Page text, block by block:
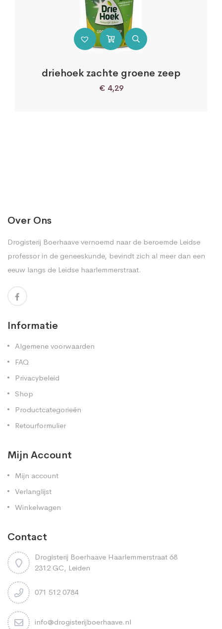
driehoek zachte groene zeep
€ 4,29
Over Ons
Drogisterij Boerhaave vernoemd naar de beroemde Leidse
professor in de geneeskunde, bevindt zich al meer dan een
eeuw langs de Leidse haarlemmerstraat.
Informatie
Algemene voorwaarden
FAQ
Privacybeleid
Shop
Productcategorieën
Retourformulier
Mijn Account
Mijn account
Verlanglijst
Winkelwagen
Contact
Drogisterij Boerhaave Haarlemmerstraat 68
2312 GC, Leiden
071 512 0784
info@drogisterijboerhaave.nl